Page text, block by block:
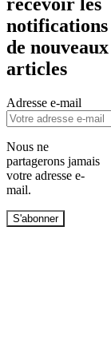
notifications
de nouveaux
articles
Adresse e-mail
Nous ne
partagerons jamais
votre adresse e-
mail.
S'abonner